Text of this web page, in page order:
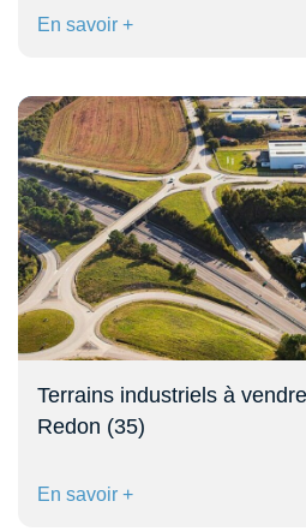
En savoir +
Terrains industriels à
Redon (35)
En savoir +